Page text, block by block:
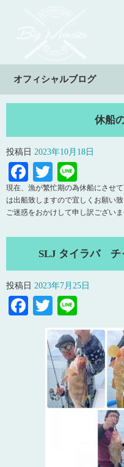
オフィシャルブログ
休船
投稿日 2023年10月18日
Facebook
Twitter
現在、漁が繁忙期の為休船にさせ
は出船致しますので宜しくお願い
ご迷惑をおかけして申し訳ござい
SLJ タイラバ
投稿日 2023年7月25日
Facebook
Twitter